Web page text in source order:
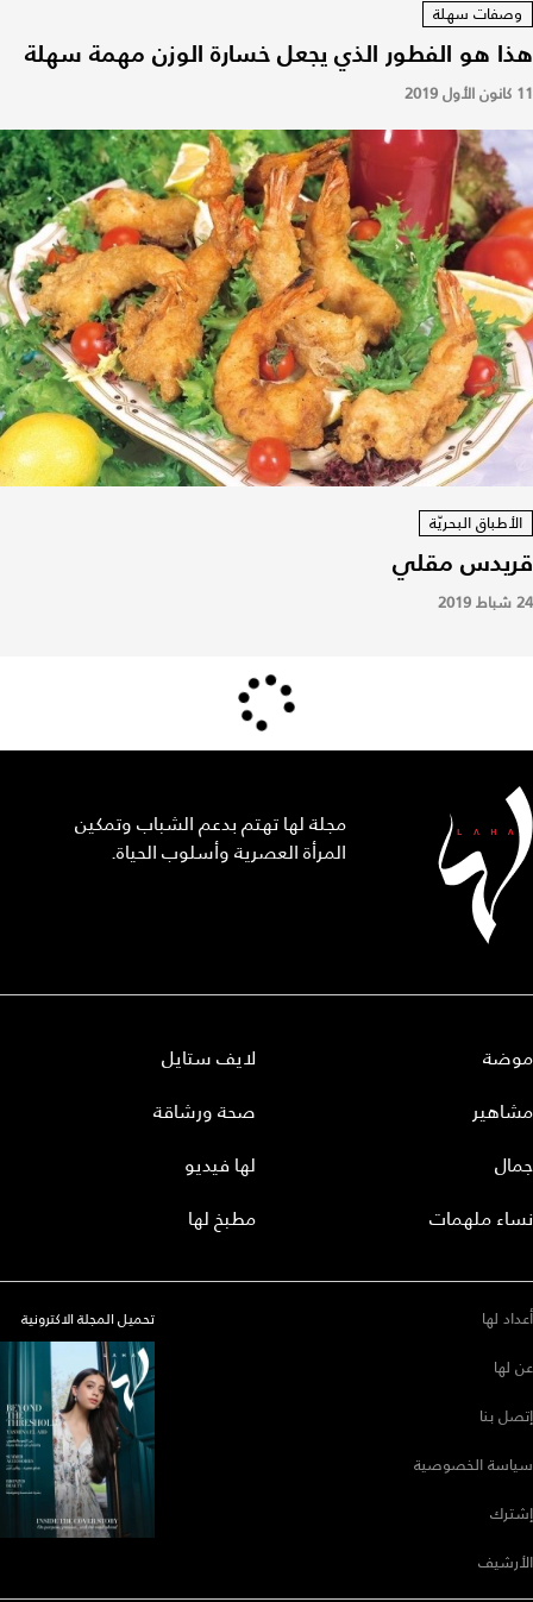
وصفات سهلة
هذا هو الفطور الذي يجعل خسارة الوزن مهمة سهلة
11 كانون الأول 2019
الأطباق البحريّة
قريدس مقلي
24 شباط 2019
مجلة لها تهتم بدعم الشباب وتمكين
المرأة العصرية وأسلوب الحياة.
موضة
مشاهير
جمال
نساء ملهمات
لايف ستايل
صحة ورشاقة
لها فيديو
مطبخ لها
أعداد لها
عن لها
إتصل بنا
سياسة الخصوصية
إشترك
الأرشيف
تحميل المجلة الاكترونية